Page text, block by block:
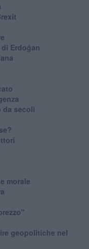
Erdoğan
da secoli
morale
geopolitiche nel